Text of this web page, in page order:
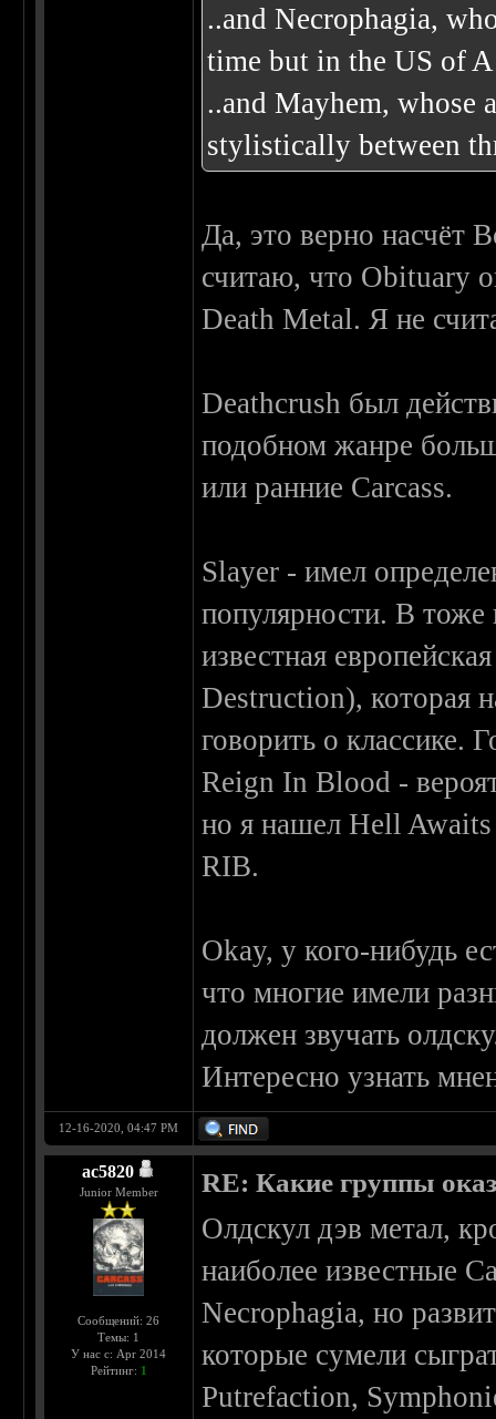
..and Necrophagia,
time but in the US of A
..and Mayhem, whose
stylistically between
Да, это верно насчёт
считаю, что Obituary
Death Metal. Я не
Deathcrush был
подобном жанре
или ранние Carcass.
Slayer - имел
популярности. В
известная
Destruction), которая
говорить о классике.
Reign In Blood -
но я нашел Hell
RIB.
Okay, у кого-нибудь
что многие имели
должен звучать
Интересно узнать
12-16-2020, 04:47 PM
ac5820
Junior Member
Сообщений: 26
Темы: 1
У нас с: Apr 2014
Рейтинг: 1
RE: Какие группы
Олдскул дэв метал,
наиболее известные
Necrophagia, но
которые сумели
Putrefaction,